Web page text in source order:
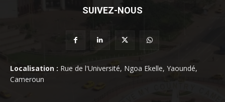
SUIVEZ-NOUS
Localisation : Rue de l'Université, Ngoa Ekelle, Yaoundé,
Cameroun